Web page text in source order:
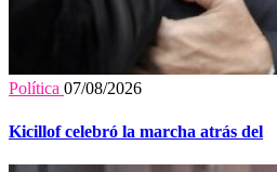
Política 07/08/2026
Kicillof celebró la marcha atrás del